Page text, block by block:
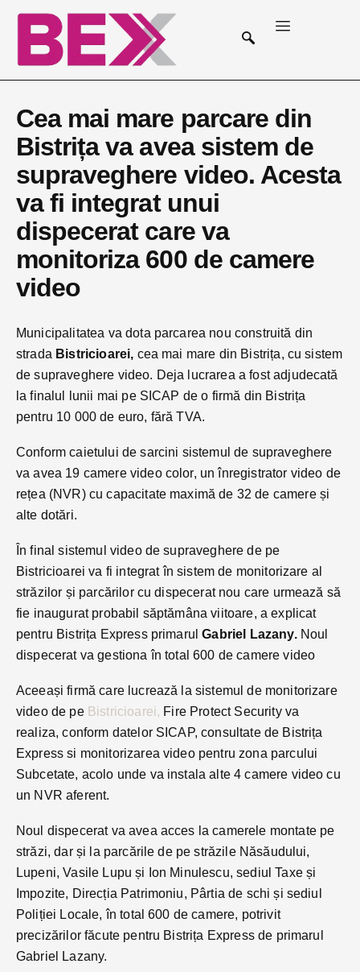
Cea mai mare parcare din
Bistrița va avea sistem de
supraveghere video. Acesta
va fi integrat unui
dispecerat care va
monitoriza 600 de camere
video
Municipalitatea va dota parcarea nou construită din
strada Bistricioarei, cea mai mare din Bistrița, cu sistem
de supraveghere video. Deja lucrarea a fost adjudecată
la finalul lunii mai pe SICAP de o firmă din Bistrița
pentru 10 000 de euro, fără TVA.
Conform caietului de sarcini sistemul de supraveghere
va avea 19 camere video color, un înregistrator video de
rețea (NVR) cu capacitate maximă de 32 de camere și
alte dotări.
În final sistemul video de supraveghere de pe
Bistricioarei va fi integrat în sistem de monitorizare al
străzilor și parcărilor cu dispecerat nou care urmează să
fie inaugurat probabil săptămâna viitoare, a explicat
pentru Bistrița Express primarulGabriel Lazany.Noul
dispecerat va gestiona în total 600 de camere video
Aceeași firmă care lucrează la sistemul de monitorizare
video de pe Bistricioarei, Fire Protect Security va
realiza, conform datelor SICAP, consultate de Bistrița
Express si monitorizarea video pentru zona parcului
Subcetate, acolo unde va instala alte 4 camere video cu
un NVR aferent.
Noul dispecerat va avea acces la camerele montate pe
străzi, dar și la parcările de pe străzile Năsăudului,
Lupeni, Vasile Lupu și Ion Minulescu, sediul Taxe și
Impozite, Direcția Patrimoniu, Pârtia de schi și sediul
Poliției Locale, în total 600 de camere, potrivit
precizărilor făcute pentru Bistrița Express de primarul
Gabriel Lazany.